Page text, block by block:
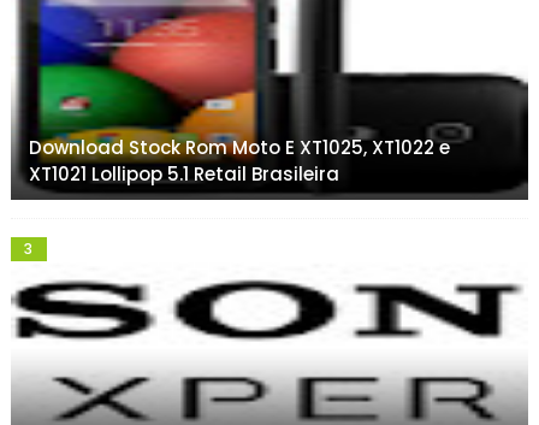
Download Stock Rom Moto E XT1025, XT1022 e
XT1021 Lollipop 5.1 Retail Brasileira